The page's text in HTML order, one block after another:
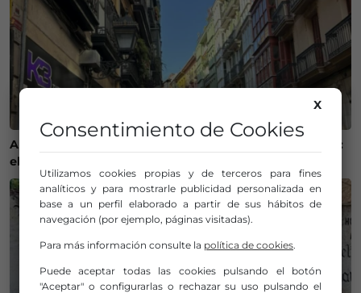
Alquilar un piso en Bilbao ya cuesta 1.600 euros al mes:
el precio sube un 6,7% en solo un año
X
Consentimiento de Cookies
Utilizamos cookies propias y de terceros para fines
analíticos y para mostrarle publicidad personalizada en
base a un perfil elaborado a partir de sus hábitos de
navegación (por ejemplo, páginas visitadas).
Para más información consulte la política de cookies.
Puede aceptar todas las cookies pulsando el botón
"Aceptar" o configurarlas o rechazar su uso pulsando el